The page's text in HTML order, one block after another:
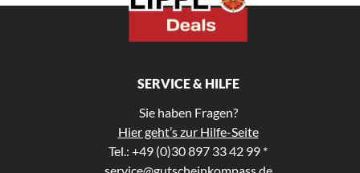
SERVICE & HILFE
Sie haben Fragen?
Hier geht’s zur Hilfe-Seite
Tel.: +49 (0)30 897 33 42 99 *
service@gutscheinkompass.de